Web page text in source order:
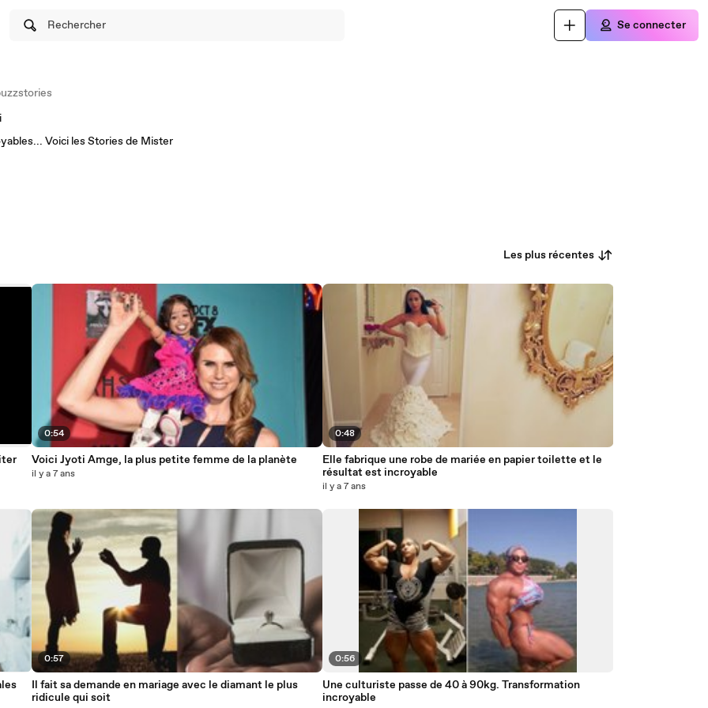
Rechercher Se connecter
Voici les Stories de Mister
Les plus récentes
0:54
Voici Jyoti Amge, la plus petite femme de la planète
il y a 7 ans
0:57
Il fait sa demande en mariage avec le diamant le plus
ridicule qui soit
0:48
Elle fabrique une robe de mariée en papier toilette et le
résultat est incroyable
il y a 7 ans
0:56
Une culturiste passe de 40 à 90kg. Transformation
incroyable